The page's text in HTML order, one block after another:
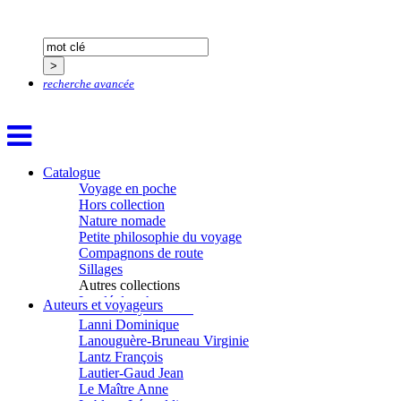
recherche avancée
Catalogue
Voyage en poche
Hors collection
Nature nomade
Petite philosophie du voyage
Compagnons de route
Sillages
Autres collections
La clé des champs
Chemins d’étoiles
Visions
Auteurs et voyageurs
Hussain Fawaz
Hussenet Emmanuel
Jacq Marie-Claire
Klvana Ilya
Kotry Jérôme
La Brosse Gaële de
Labouche Didier
Lacarrière Jacques
Lacrampe Corine
Lagny Laurence
Laheurte Marielle
Lamotte Aymeric de
Lanni Dominique
Lanouguère-Bruneau Virginie
Lantz François
Lautier-Gaud Jean
Le Maître Anne